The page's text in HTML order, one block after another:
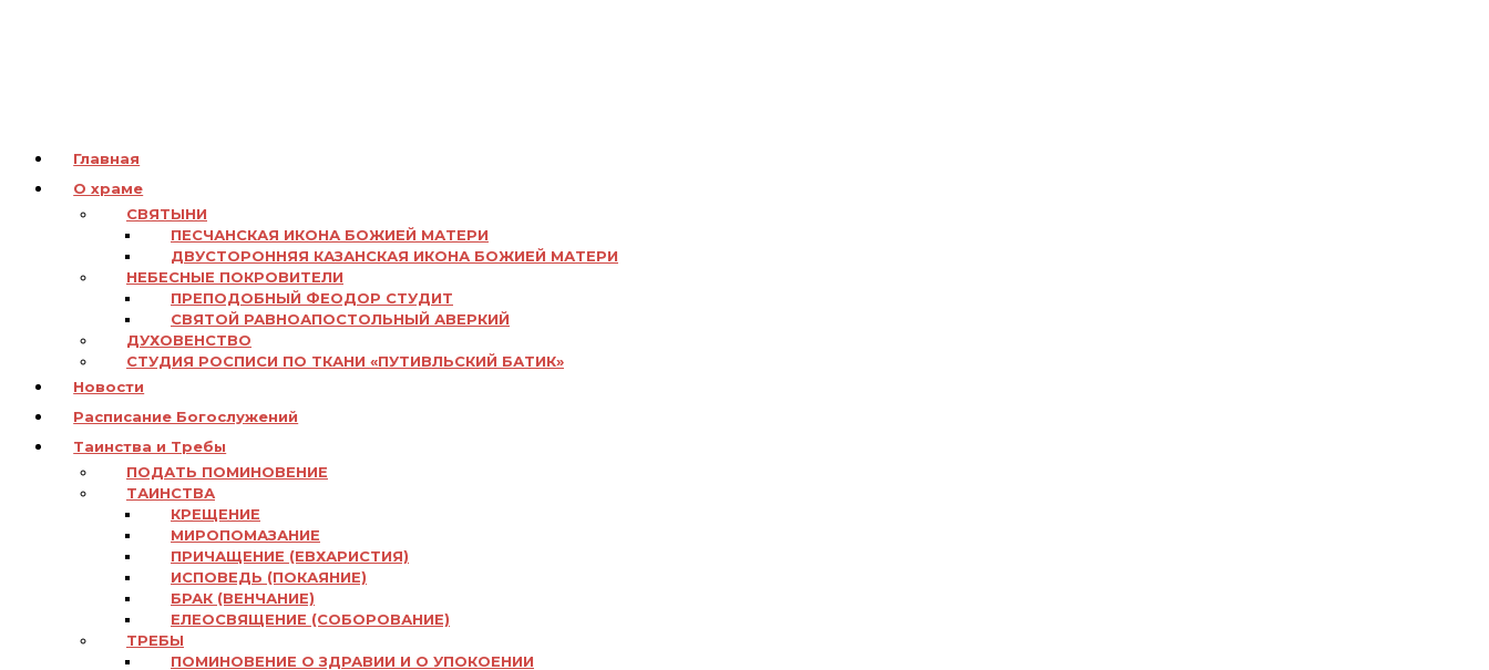
Главная
О храме
СВЯТЫНИ
ПЕСЧАНСКАЯ ИКОНА БОЖИЕЙ МАТЕРИ
ДВУСТОРОННЯЯ КАЗАНСКАЯ ИКОНА БОЖИЕЙ МАТЕРИ
НЕБЕСНЫЕ ПОКРОВИТЕЛИ
ПРЕПОДОБНЫЙ ФЕОДОР СТУДИТ
СВЯТОЙ РАВНОАПОСТОЛЬНЫЙ АВЕРКИЙ
ДУХОВЕНСТВО
СТУДИЯ РОСПИСИ ПО ТКАНИ «ПУТИВЛЬСКИЙ БАТИК»
Новости
Расписание Богослужений
Таинства и Требы
ПОДАТЬ ПОМИНОВЕНИЕ
ТАИНСТВА
КРЕЩЕНИЕ
МИРОПОМАЗАНИЕ
ПРИЧАЩЕНИЕ (ЕВХАРИСТИЯ)
ИСПОВЕДЬ (ПОКАЯНИЕ)
БРАК (ВЕНЧАНИЕ)
ЕЛЕОСВЯЩЕНИЕ (СОБОРОВАНИЕ)
ТРЕБЫ
ПОМИНОВЕНИЕ О ЗДРАВИИ И О УПОКОЕНИИ